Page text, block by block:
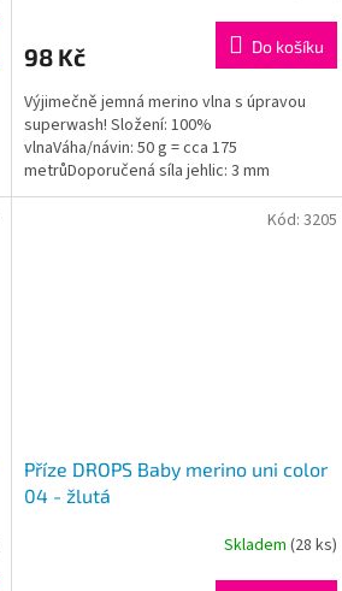
je
z
5
hvězdiček.
98 Kč Do košíku
Výjimečně jemná merino vlna s úpravou
superwash! Složení: 100%
vlnaVáha/návin: 50 g = cca 175
metrůDoporučená síla jehlic: 3 mm
Instagram: #dropsbabymerino
Příze DROPS Baby merino uni color
04 - žlutá
Skladem (28 ks)
Kód: 3205